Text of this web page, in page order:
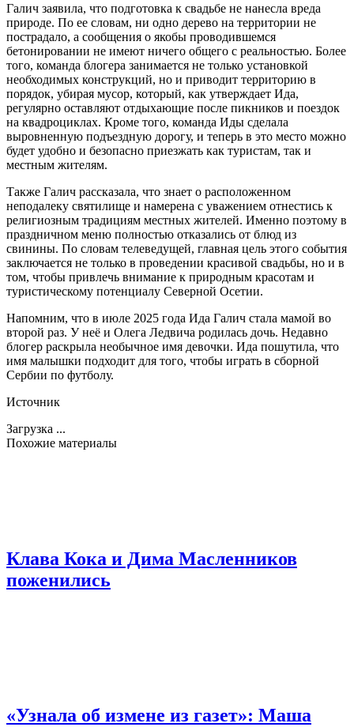
Галич заявила, что подготовка к свадьбе не нанесла вреда
природе. По ее словам, ни одно дерево на территории не
пострадало, а сообщения о якобы проводившемся
бетонировании не имеют ничего общего с реальностью. Более
того, команда блогера занимается не только установкой
необходимых конструкций, но и приводит территорию в
порядок, убирая мусор, который, как утверждает Ида,
регулярно оставляют отдыхающие после пикников и поездок
на квадроциклах. Кроме того, команда Иды сделала
выровненную подъездную дорогу, и теперь в это место можно
будет удобно и безопасно приезжать как туристам, так и
местным жителям.
Также Галич рассказала, что знает о расположенном
неподалеку святилище и намерена с уважением отнестись к
религиозным традициям местных жителей. Именно поэтому в
праздничном меню полностью отказались от блюд из
свинины. По словам телеведущей, главная цель этого события
заключается не только в проведении красивой свадьбы, но и в
том, чтобы привлечь внимание к природным красотам и
туристическому потенциалу Северной Осетии.
Напомним, что в июле 2025 года Ида Галич стала мамой во
второй раз. У неё и Олега Ледвича родилась дочь. Недавно
блогер раскрыла необычное имя девочки. Ида пошутила, что
имя малышки подходит для того, чтобы играть в сборной
Сербии по футболу.
Источник
Загрузка ...
Похожие материалы
Клава Кока и Дима Масленников
поженились
«Узнала об измене из газет»: Маша